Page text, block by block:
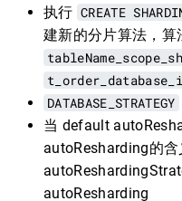
执行 CREATE
建新的分片算法，算
DATABASE_STRATEGY
当 default
autoResharding的
autoResharding